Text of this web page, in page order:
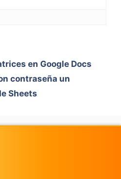
en Google Docs
contraseña un
Sheets